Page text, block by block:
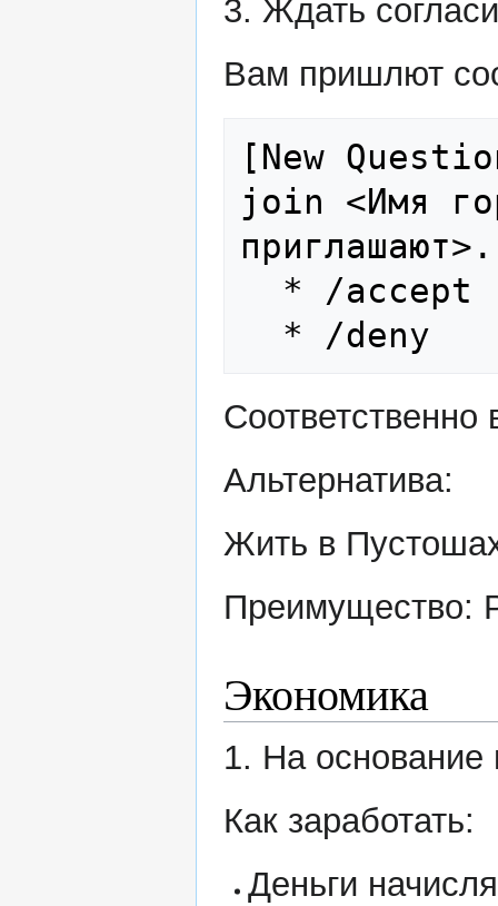
3. Ждать
Вам пришлют
[New
join <Имя
приглашают>.
Соответственно
Альтернатива:
Жить в
Преимущество:
Экономика
1. На основание
Как заработать:
Деньги